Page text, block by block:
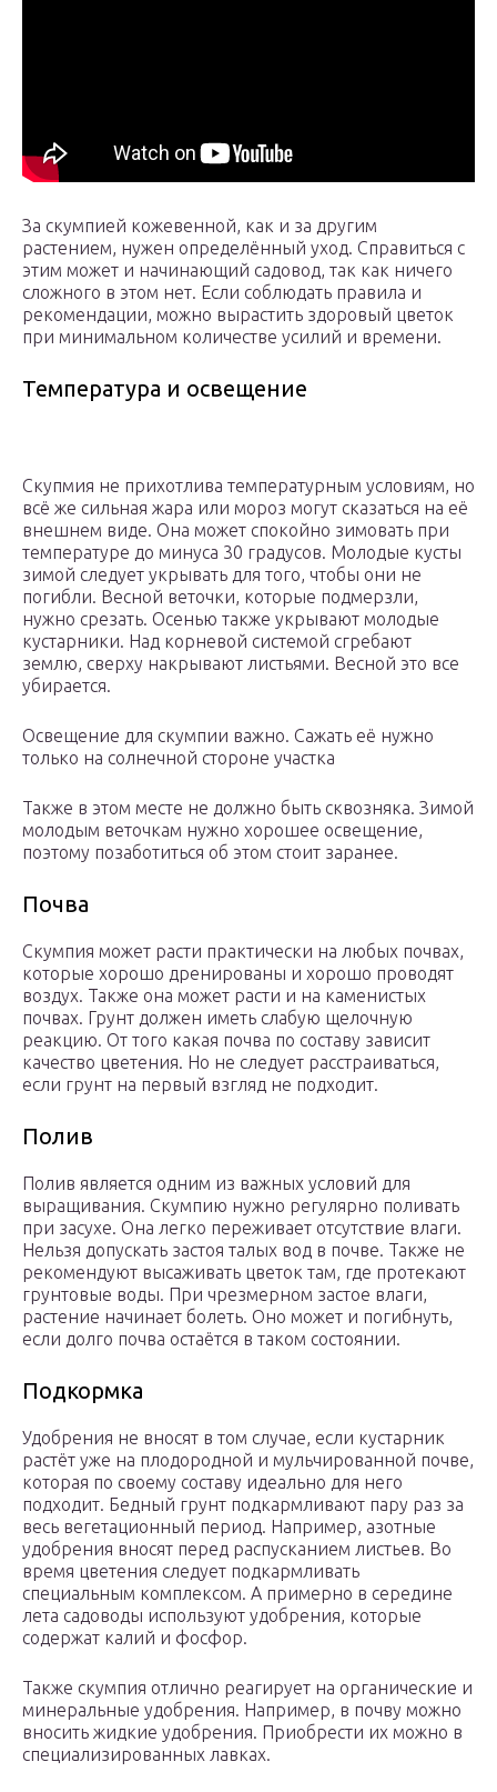
За скумпией кожевенной, как и за другим
растением, нужен определённый уход. Справиться с
этим может и начинающий садовод, так как ничего
сложного в этом нет. Если соблюдать правила и
рекомендации, можно вырастить здоровый цветок
при минимальном количестве усилий и времени.
Температура и освещение
Скупмия не прихотлива температурным условиям, но
всё же сильная жара или мороз могут сказаться на её
внешнем виде. Она может спокойно зимовать при
температуре до минуса 30 градусов. Молодые кусты
зимой следует укрывать для того, чтобы они не
погибли. Весной веточки, которые подмерзли,
нужно срезать. Осенью также укрывают молодые
кустарники. Над корневой системой сгребают
землю, сверху накрывают листьями. Весной это все
убирается.
Освещение для скумпии важно. Сажать её нужно
только на солнечной стороне участка
Также в этом месте не должно быть сквозняка. Зимой
молодым веточкам нужно хорошее освещение,
поэтому позаботиться об этом стоит заранее.
Почва
Скумпия может расти практически на любых почвах,
которые хорошо дренированы и хорошо проводят
воздух. Также она может расти и на каменистых
почвах. Грунт должен иметь слабую щелочную
реакцию. От того какая почва по составу зависит
качество цветения. Но не следует расстраиваться,
если грунт на первый взгляд не подходит.
Полив
Полив является одним из важных условий для
выращивания. Скумпию нужно регулярно поливать
при засухе. Она легко переживает отсутствие влаги.
Нельзя допускать застоя талых вод в почве. Также не
рекомендуют высаживать цветок там, где протекают
грунтовые воды. При чрезмерном застое влаги,
растение начинает болеть. Оно может и погибнуть,
если долго почва остаётся в таком состоянии.
Подкормка
Удобрения не вносят в том случае, если кустарник
растёт уже на плодородной и мульчированной почве,
которая по своему составу идеально для него
подходит. Бедный грунт подкармливают пару раз за
весь вегетационный период. Например, азотные
удобрения вносят перед распусканием листьев. Во
время цветения следует подкармливать
специальным комплексом. А примерно в середине
лета садоводы используют удобрения, которые
содержат калий и фосфор.
Также скумпия отлично реагирует на органические и
минеральные удобрения. Например, в почву можно
вносить жидкие удобрения. Приобрести их можно в
специализированных лавках.